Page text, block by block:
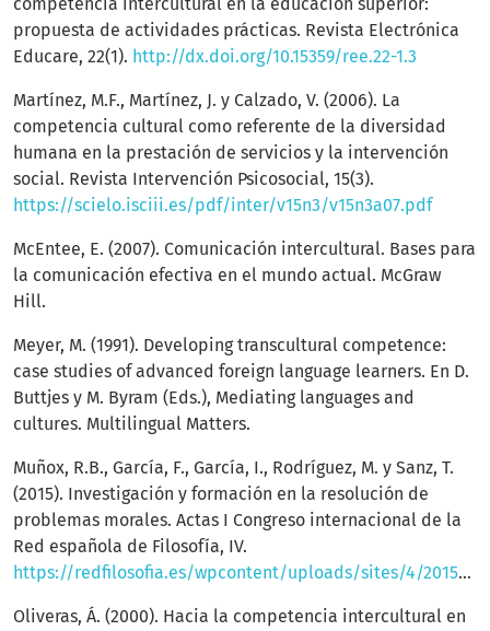
competencia intercultural en la educación superior:
propuesta de actividades prácticas. Revista Electrónica
Educare, 22(1). http://dx.doi.org/10.15359/ree.22-1.3
Martínez, M.F., Martínez, J. y Calzado, V. (2006). La
competencia cultural como referente de la diversidad
humana en la prestación de servicios y la intervención
social. Revista Intervención Psicosocial, 15(3).
https://scielo.isciii.es/pdf/inter/v15n3/v15n3a07.pdf
McEntee, E. (2007). Comunicación intercultural. Bases para
la comunicación efectiva en el mundo actual. McGraw
Hill.
Meyer, M. (1991). Developing transcultural competence:
case studies of advanced foreign language learners. En D.
Buttjes y M. Byram (Eds.), Mediating languages and
cultures. Multilingual Matters.
Muñox, R.B., García, F., García, I., Rodríguez, M. y Sanz, T.
(2015). Investigación y formación en la resolución de
problemas morales. Actas I Congreso internacional de la
Red española de Filosofía, IV.
https://redfilosofia.es/wpcontent/uploads/sites/4/2015/06/2.felix_.garcia@uam.es_.pdf
Oliveras, Á. (2000). Hacia la competencia intercultural en